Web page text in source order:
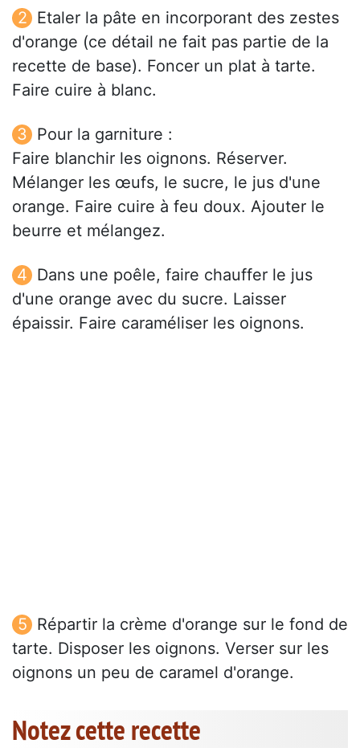
Etaler la pâte en incorporant des zestes
d'orange (ce détail ne fait pas partie de la
recette de base). Foncer un plat à tarte.
Faire cuire à blanc.
Pour la garniture :
Faire blanchir les oignons. Réserver.
Mélanger les œufs, le sucre, le jus d'une
orange. Faire cuire à feu doux. Ajouter le
beurre et mélangez.
Dans une poêle, faire chauffer le jus
d'une orange avec du sucre. Laisser
épaissir. Faire caraméliser les oignons.
Répartir la crème d'orange sur le fond de
tarte. Disposer les oignons. Verser sur les
oignons un peu de caramel d'orange.
Notez cette recette